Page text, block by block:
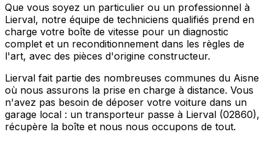
Que vous soyez un particulier ou un professionnel à
Lierval, notre équipe de techniciens qualifiés prend en
charge votre boîte de vitesse pour un diagnostic
complet et un reconditionnement dans les règles de
l'art, avec des pièces d'origine constructeur.
Lierval fait partie des nombreuses communes du Aisne
où nous assurons la prise en charge à distance. Vous
n'avez pas besoin de déposer votre voiture dans un
garage local : un transporteur passe à Lierval (02860),
récupère la boîte et nous nous occupons de tout.